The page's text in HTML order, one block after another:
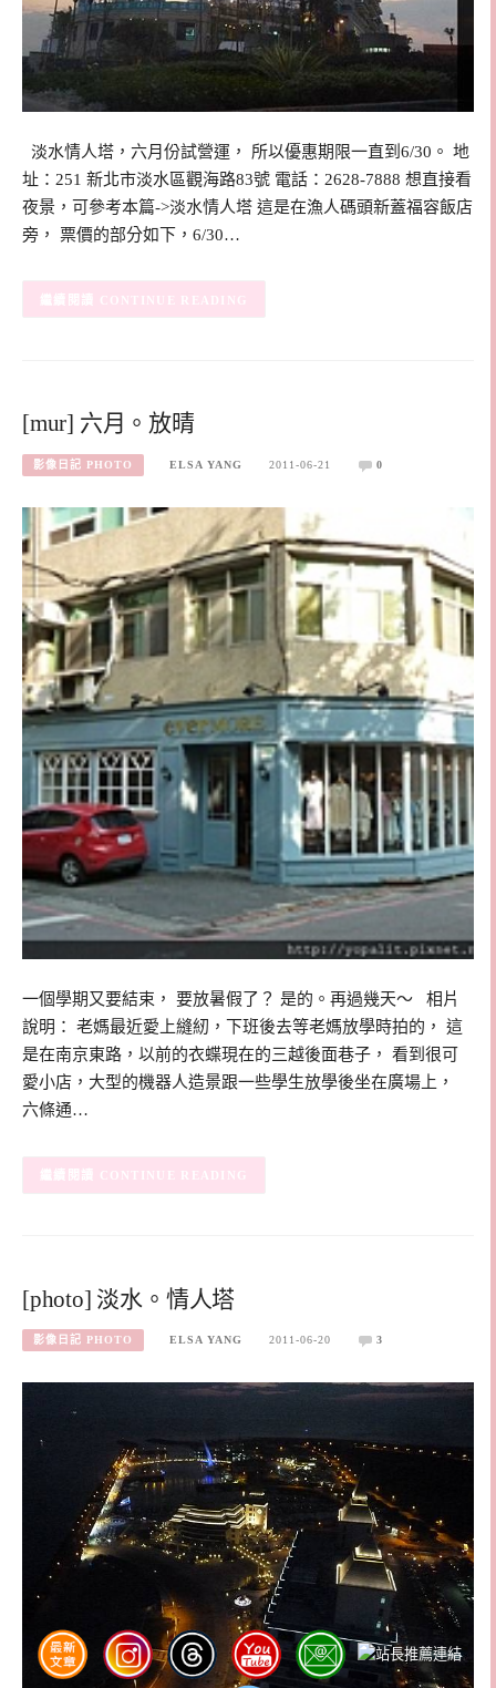
淡水情人塔，六月份試營運， 所以優惠期限一直到6/30。 地
址：251 新北市淡水區觀海路83號 電話：2628-7888 想直接看
夜景，可參考本篇->淡水情人塔 這是在漁人碼頭新蓋福容飯店
旁， 票價的部分如下，6/30…
CONTINUE READING
[mur] 六月。放晴
影像日記 PHOTO ELSA YANG 2011-06-21 0
一個學期又要結束， 要放暑假了？ 是的。再過幾天～ 相片
說明： 老媽最近愛上縫紉，下班後去等老媽放學時拍的， 這
是在南京東路，以前的衣蝶現在的三越後面巷子， 看到很可
愛小店，大型的機器人造景跟一些學生放學後坐在廣場上，
六條通…
CONTINUE READING
[photo] 淡水。情人塔
影像日記 PHOTO ELSA YANG 2011-06-20 3